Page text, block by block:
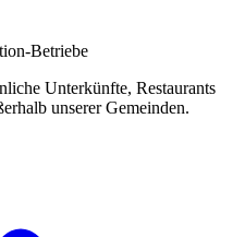
Betriebe
Unterkünfte, Restaurants
unserer Gemeinden.